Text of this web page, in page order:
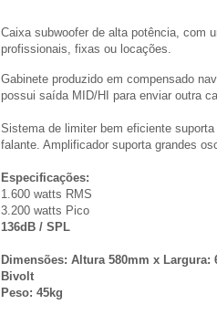
Caixa subwoofer de alta potência, com
profissionais, fixas ou locações.
Gabinete produzido em compensado
possui saída MID/HI para enviar outra
Sistema de limiter bem eficiente
falante. Amplificador suporta grandes
Especificações:
1.600 watts RMS
3.200 watts Pico
136dB / SPL
Dimensões: Altura 580mm x Largura:
Bivolt
Peso: 45kg